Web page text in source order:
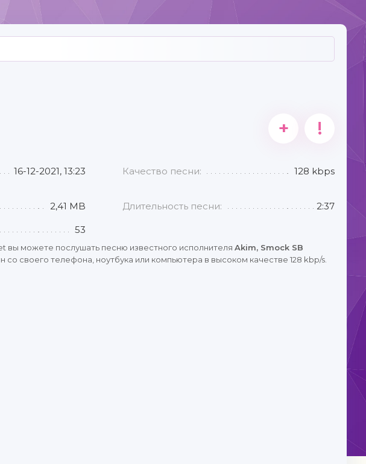
+ !
16-12-2021, 13:23 Качество песни: 128 kbps
2,41 MB Длительность песни: 2:37
53
вы можете послушать песню известного исполнителя Akim, Smock SB
со своего телефона, ноутбука или компьютера в высоком качестве 128 kbp/s.